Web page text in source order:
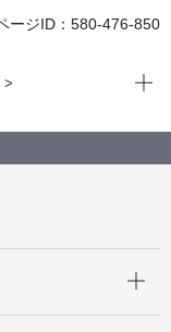
ージID：580-476-850
現在